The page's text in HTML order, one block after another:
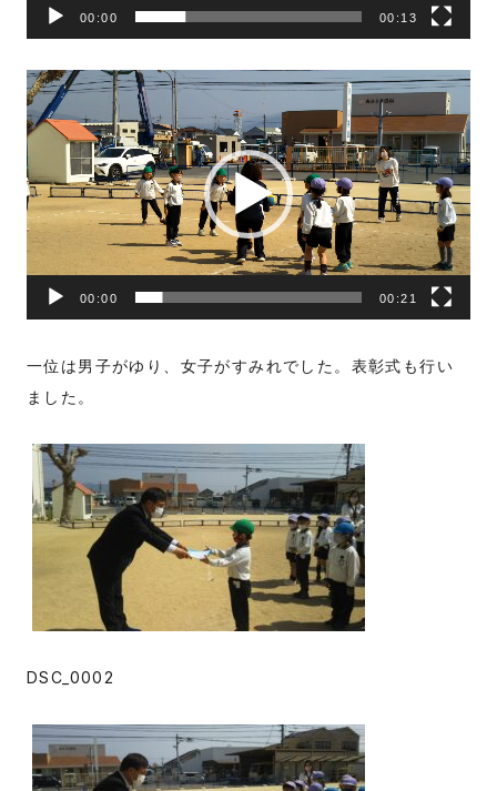
00:00 00:13
動
画
プ
レ
ー
ヤ
ー
00:00 00:21
一位は男子がゆり、女子がすみれでした。表彰式も行い
ました。
DSC_0002